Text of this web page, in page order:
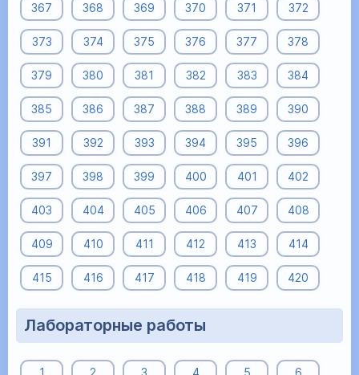
367 368 369 370 371 372
373 374 375 376 377 378
379 380 381 382 383 384
385 386 387 388 389 390
391 392 393 394 395 396
397 398 399 400 401 402
403 404 405 406 407 408
409 410 411 412 413 414
415 416 417 418 419 420
Лабораторные работы